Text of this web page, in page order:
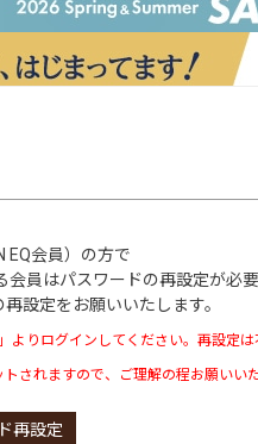
EQ会員）の方で
会員はパスワードの再設定が必要
設定をお願いいたします。
りログインしてください。再設定は
されますので、ご理解の程お願いいた
再設定